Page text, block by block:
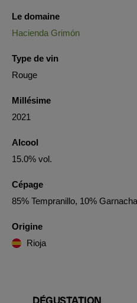
Le domaine
Hacienda Grimón
Type de vin
Rouge
Millésime
2021
Alcool
15.0% vol.
Cépage
85% Tempranillo, 10%
Origine
Rioja